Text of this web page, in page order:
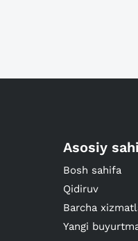
Asosiy
Bosh sahifa
Qidiruv
Barcha
Yangi